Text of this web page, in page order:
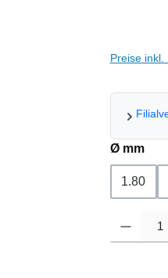
Preise inkl.
Ø mm
1.80
Produkt